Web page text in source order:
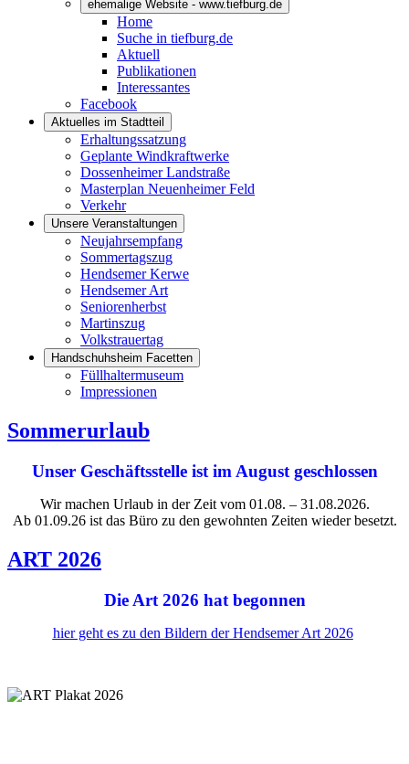
ehemalige Website - www.tiefburg.de
Home
Suche in tiefburg.de
Aktuell
Publikationen
Interessantes
Facebook
Aktuelles im Stadtteil
Erhaltungssatzung
Geplante Windkraftwerke
Dossenheimer Landstraße
Masterplan Neuenheimer Feld
Verkehr
Unsere Veranstaltungen
Neujahrsempfang
Sommertagszug
Hendsemer Kerwe
Hendsemer Art
Seniorenherbst
Martinszug
Volkstrauertag
Handschuhsheim Facetten
Füllhaltermuseum
Impressionen
Sommerurlaub
Unser Geschäftsstelle ist im August geschlossen
Wir machen Urlaub in der Zeit vom 01.08. – 31.08.2026.
Ab 01.09.26 ist das Büro zu den gewohnten Zeiten wieder besetzt.
ART 2026
Die Art 2026 hat begonnen
hier geht es zu den Bildern der Hendsemer Art 2026